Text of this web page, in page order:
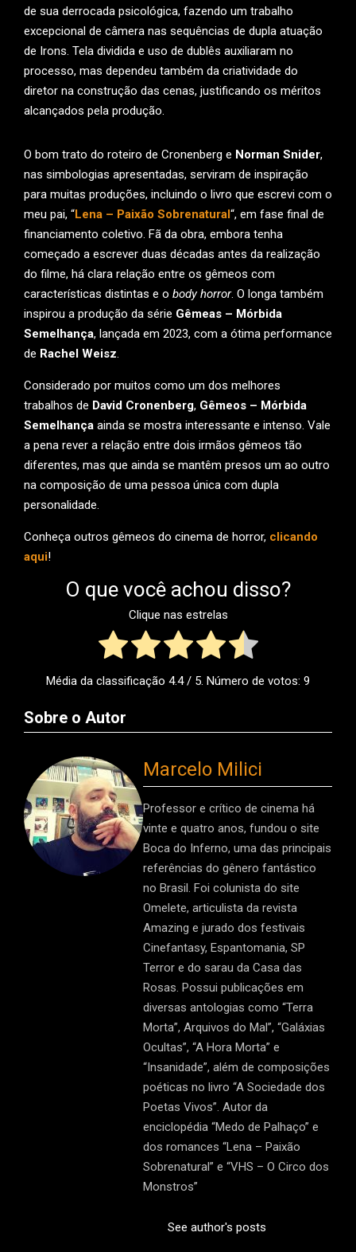
de sua derrocada psicológica, fazendo um trabalho
excepcional de câmera nas sequências de dupla atuação
de Irons. Tela dividida e uso de dublês auxiliaram no
processo, mas dependeu também da criatividade do
diretor na construção das cenas, justificando os méritos
alcançados pela produção.
O bom trato do roteiro de Cronenberg e Norman Snider,
nas simbologias apresentadas, serviram de inspiração
para muitas produções, incluindo o livro que escrevi com o
meu pai, “Lena – Paixão Sobrenatural “, em fase final de
financiamento coletivo. Fã da obra, embora tenha
começado a escrever duas décadas antes da realização
do filme, há clara relação entre os gêmeos com
características distintas e o body horror. O longa também
inspirou a produção da série Gêmeas – Mórbida
Semelhança, lançada em 2023, com a ótima performance
de Rachel Weisz.
Considerado por muitos como um dos melhores
trabalhos de David Cronenberg, Gêmeos – Mórbida
Semelhança ainda se mostra interessante e intenso. Vale
a pena rever a relação entre dois irmãos gêmeos tão
diferentes, mas que ainda se mantêm presos um ao outro
na composição de uma pessoa única com dupla
personalidade.
Conheça outros gêmeos do cinema de horror, clicando
aqui!
O que você achou disso?
Clique nas estrelas
Média da classificação 4.4/ 5. Número de votos: 9
Sobre o Autor
Marcelo Milici
Professor e crítico de cinema há
vinte e quatro anos, fundou o site
Boca do Inferno, uma das principais
referências do gênero fantástico
no Brasil. Foi colunista do site
Omelete, articulista da revista
Amazing e jurado dos festivais
Cinefantasy, Espantomania, SP
Terror e do sarau da Casa das
Rosas. Possui publicações em
diversas antologias como “Terra
Morta”, Arquivos do Mal”, “Galáxias
Ocultas”, “A Hora Morta” e
“Insanidade”, além de composições
poéticas no livro “A Sociedade dos
Poetas Vivos”. Autor da
enciclopédia “Medo de Palhaço” e
dos romances “Lena – Paixão
Sobrenatural” e “VHS – O Circo dos
Monstros”
See author's posts